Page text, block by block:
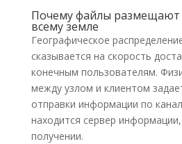
Почему файлы размещают
всему земле
Географическое
сказывается на скорость
конечным пользователям.
между узлом и клиентом
отправки информации по
находится сервер
получении.